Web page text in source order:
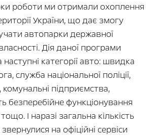
роботи ми отримали охоплення
України, що дає змогу
автопарки державної
Дія даної програми
категорії авто: швидка
служба національної поліції,
комунальні підприємства,
безперебійне функціонування
І наразі загальна кількість
на офіційні сервіси